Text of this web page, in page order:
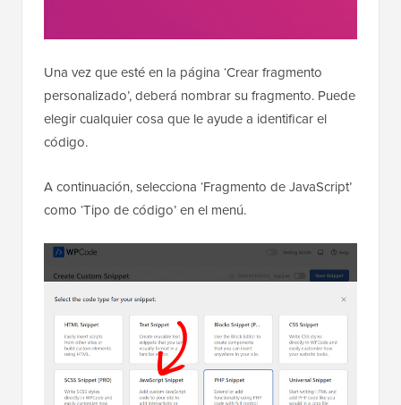
Una vez que esté en la página ‘Crear fragmento
personalizado’, deberá nombrar su fragmento. Puede
elegir cualquier cosa que le ayude a identificar el
código.
A continuación, selecciona ‘Fragmento de JavaScript’
como ‘Tipo de código’ en el menú.